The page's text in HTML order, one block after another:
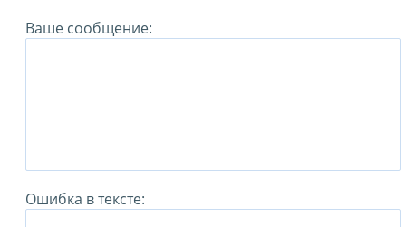
Ваше сообщение:
Ошибка в тексте: